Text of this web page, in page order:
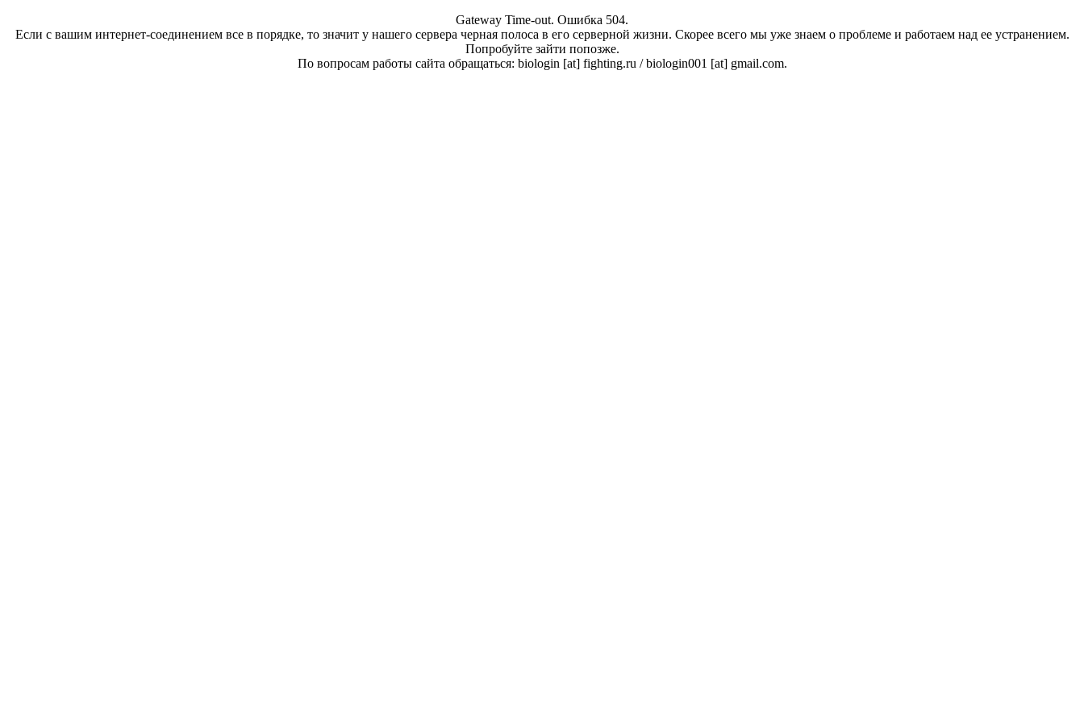
Gateway Time-out. Ошибка 504.
Если с вашим интернет-соединением все в порядке, то значит у нашего сервера черная полоса в его серверной жизни. Скорее всего мы уже знаем о проблеме и работаем над ее устранением.
Попробуйте зайти попозже.
По вопросам работы сайта обращаться: biologin [at] fighting.ru / biologin001 [at] gmail.com.